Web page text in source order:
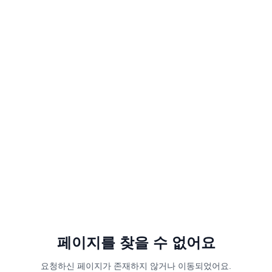
페이지를 찾을 수 없어요
요청하신 페이지가 존재하지 않거나 이동되었어요.